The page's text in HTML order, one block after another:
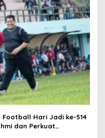
Football Hari Jadi ke-514
dan Perkuat